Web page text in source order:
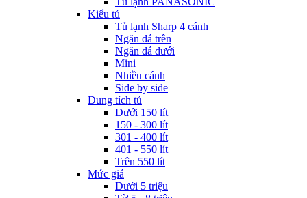
Kiểu tủ
Tủ lạnh Sharp 4 cánh
Ngăn đá trên
Ngăn đá dưới
Mini
Nhiều cánh
Side by side
Dung tích tủ
Dưới 150 lít
150 - 300 lít
301 - 400 lít
401 - 550 lít
Trên 550 lít
Mức giá
Dưới 5 triệu